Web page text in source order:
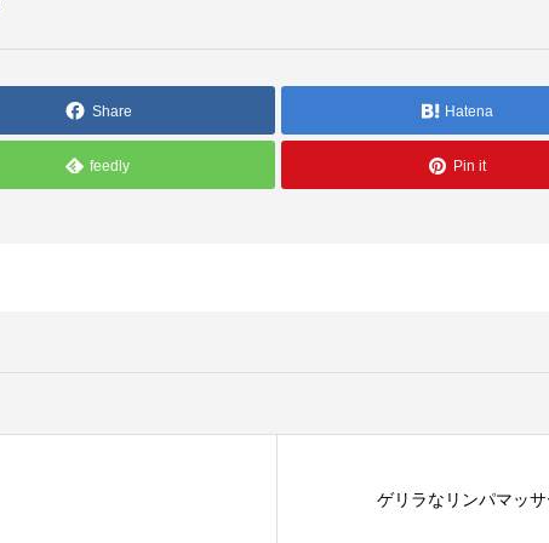
Share Hatena
feedly Pin it
ゲリラなリンパマッ